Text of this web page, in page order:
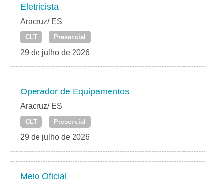
Eletricista
Aracruz/ ES
CLT Presencial
29 de julho de 2026
Operador de Equipamentos
Aracruz/ ES
CLT Presencial
29 de julho de 2026
Meio Oficial